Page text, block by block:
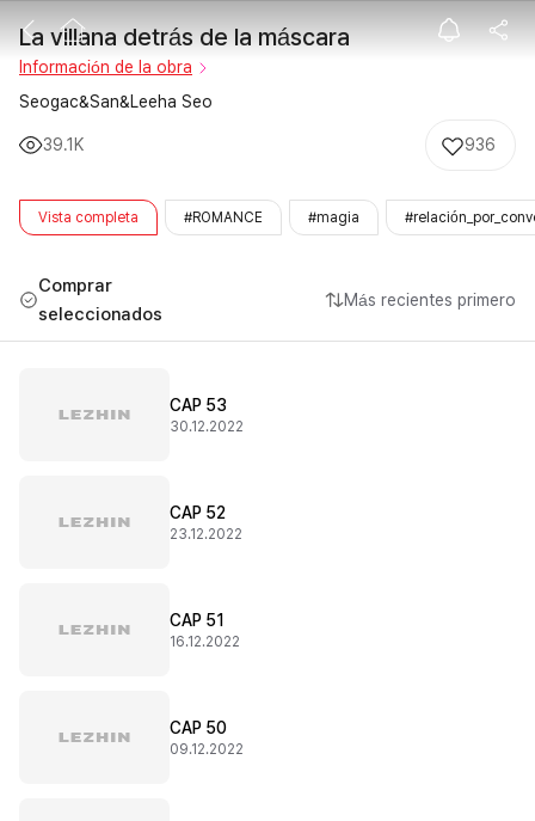
La villana
La villana detrás de la máscara
Información de la obra
Seogac&San&Leeha Seo
39.1K 936
Vista completa #ROMANCE #magia
Comprar
seleccionados
Más recientes primero
CAP 53
30.12.2022
CAP 52
23.12.2022
CAP 51
16.12.2022
CAP 50
09.12.2022